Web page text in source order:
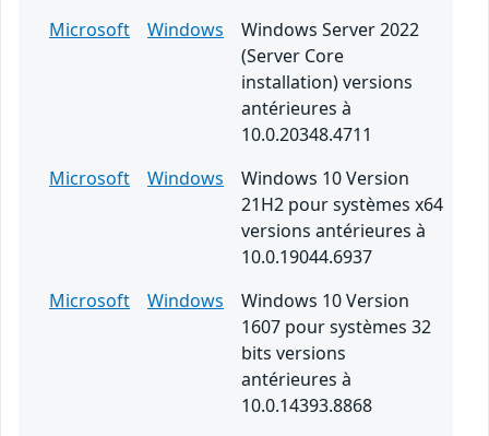
Microsoft
Windows
Windows Server 2022
(Server Core
installation) versions
antérieures à
10.0.20348.4711
Microsoft
Windows
Windows 10 Version
21H2 pour systèmes x64
versions antérieures à
10.0.19044.6937
Microsoft
Windows
Windows 10 Version
1607 pour systèmes 32
bits versions
antérieures à
10.0.14393.8868